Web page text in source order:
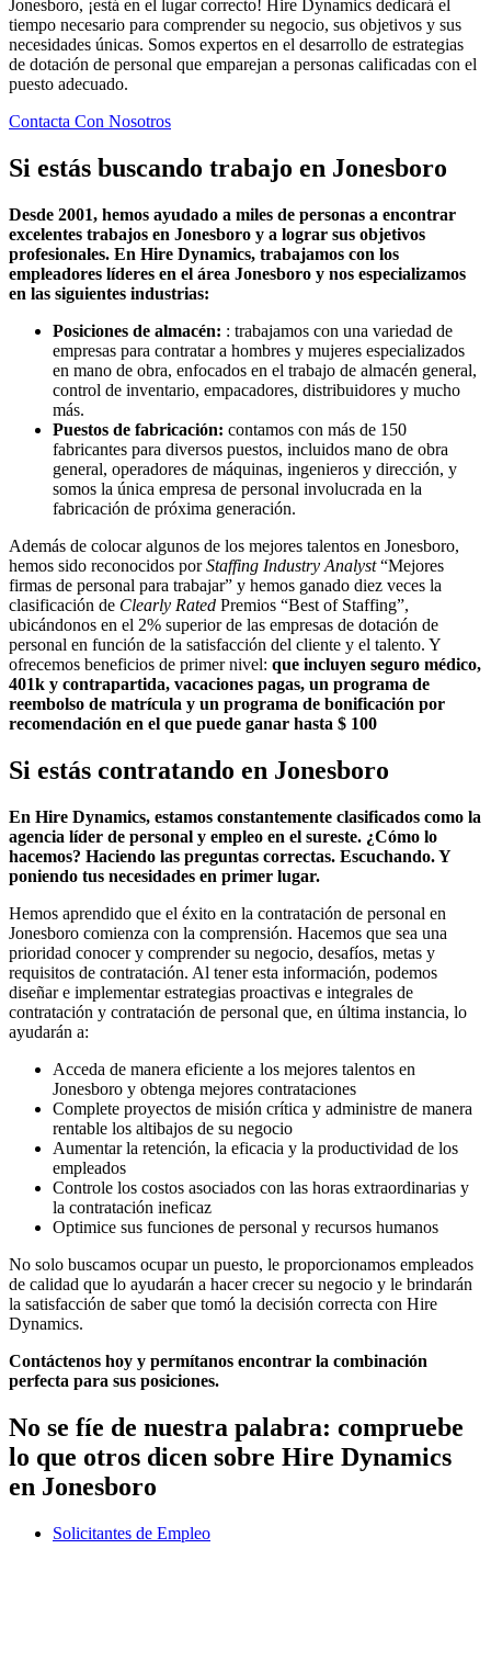
Jonesboro, ¡está en el lugar correcto! Hire Dynamics dedicará el
tiempo necesario para comprender su negocio, sus objetivos y sus
necesidades únicas. Somos expertos en el desarrollo de estrategias
de dotación de personal que emparejan a personas calificadas con el
puesto adecuado.
Contacta Con Nosotros
Si estás buscando trabajo en Jonesboro
Desde 2001, hemos ayudado a miles de personas a encontrar
excelentes trabajos en Jonesboro y a lograr sus objetivos
profesionales. En Hire Dynamics, trabajamos con los
empleadores líderes en el área Jonesboro y nos especializamos
en las siguientes industrias:
Posiciones de almacén: : trabajamos con una variedad de
empresas para contratar a hombres y mujeres especializados
en mano de obra, enfocados en el trabajo de almacén general,
control de inventario, empacadores, distribuidores y mucho
más.
Puestos de fabricación: contamos con más de 150
fabricantes para diversos puestos, incluidos mano de obra
general, operadores de máquinas, ingenieros y dirección, y
somos la única empresa de personal involucrada en la
fabricación de próxima generación.
Además de colocar algunos de los mejores talentos en Jonesboro,
hemos sido reconocidos porStaffing Industry Analyst“Mejores
firmas de personal para trabajar” y hemos ganado diez veces la
clasificación de Clearly Rated Premios “Best of Staffing”,
ubicándonos en el 2% superior de las empresas de dotación de
personal en función de la satisfacción del cliente y el talento. Y
ofrecemos beneficios de primer nivel: que incluyen seguro médico,
401k y contrapartida, vacaciones pagas, un programa de
reembolso de matrícula y un programa de bonificación por
recomendación en el que puede ganar hasta $ 100
Si estás contratando en Jonesboro
En Hire Dynamics, estamos constantemente clasificados como la
agencia líder de personal y empleo en el sureste. ¿Cómo lo
hacemos? Haciendo las preguntas correctas. Escuchando. Y
poniendo tus necesidades en primer lugar.
Hemos aprendido que el éxito en la contratación de personal en
Jonesboro comienza con la comprensión. Hacemos que sea una
prioridad conocer y comprender su negocio, desafíos, metas y
requisitos de contratación. Al tener esta información, podemos
diseñar e implementar estrategias proactivas e integrales de
contratación y contratación de personal que, en última instancia, lo
ayudarán a:
Acceda de manera eficiente a los mejores talentos en
Jonesboro y obtenga mejores contrataciones
Complete proyectos de misión crítica y administre de manera
rentable los altibajos de su negocio
Aumentar la retención, la eficacia y la productividad de los
empleados
Controle los costos asociados con las horas extraordinarias y
la contratación ineficaz
Optimice sus funciones de personal y recursos humanos
No solo buscamos ocupar un puesto, le proporcionamos empleados
de calidad que lo ayudarán a hacer crecer su negocio y le brindarán
la satisfacción de saber que tomó la decisión correcta con Hire
Dynamics.
Contáctenos hoy y permítanos encontrar la combinación
perfecta para sus posiciones.
No se fíe de nuestra palabra: compruebe
lo que otros dicen sobre Hire Dynamics
en Jonesboro
Solicitantes de Empleo